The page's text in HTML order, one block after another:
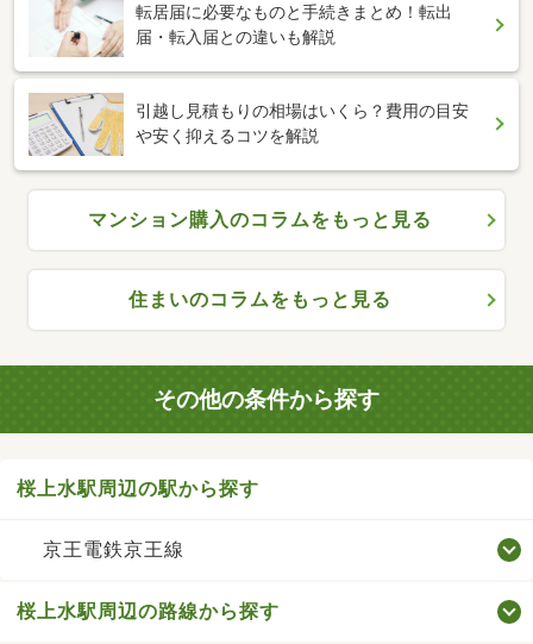
転居届に必要なものと手続きまとめ！転出
届・転入届との違いも解説
引越し見積もりの相場はいくら？費用の目安
や安く抑えるコツを解説
マンション購入のコラムをもっと見る
住まいのコラムをもっと見る
その他の条件から探す
桜上水駅周辺の駅から探す
京王電鉄京王線
桜上水駅周辺の路線から探す